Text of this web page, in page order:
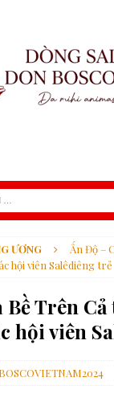
ƯƠNG
Ấn Độ –
hội viên Salêdiêng trẻ
Trên
hội viên